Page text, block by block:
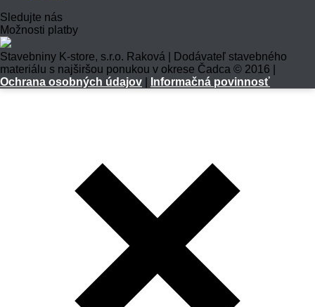
Sledujte nás
Možnosti platby
Stavebniny K-store, s.r.o. Raková | Dodávateľ stavebného
materiálu s najširšou ponukou v okrese Čadca © 2016 |
Ochrana osobných údajov
Informačná povinnosť